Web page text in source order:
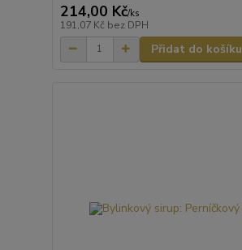
214,00 Kč/ks
191,07 Kč bez DPH
Přidat do košíku